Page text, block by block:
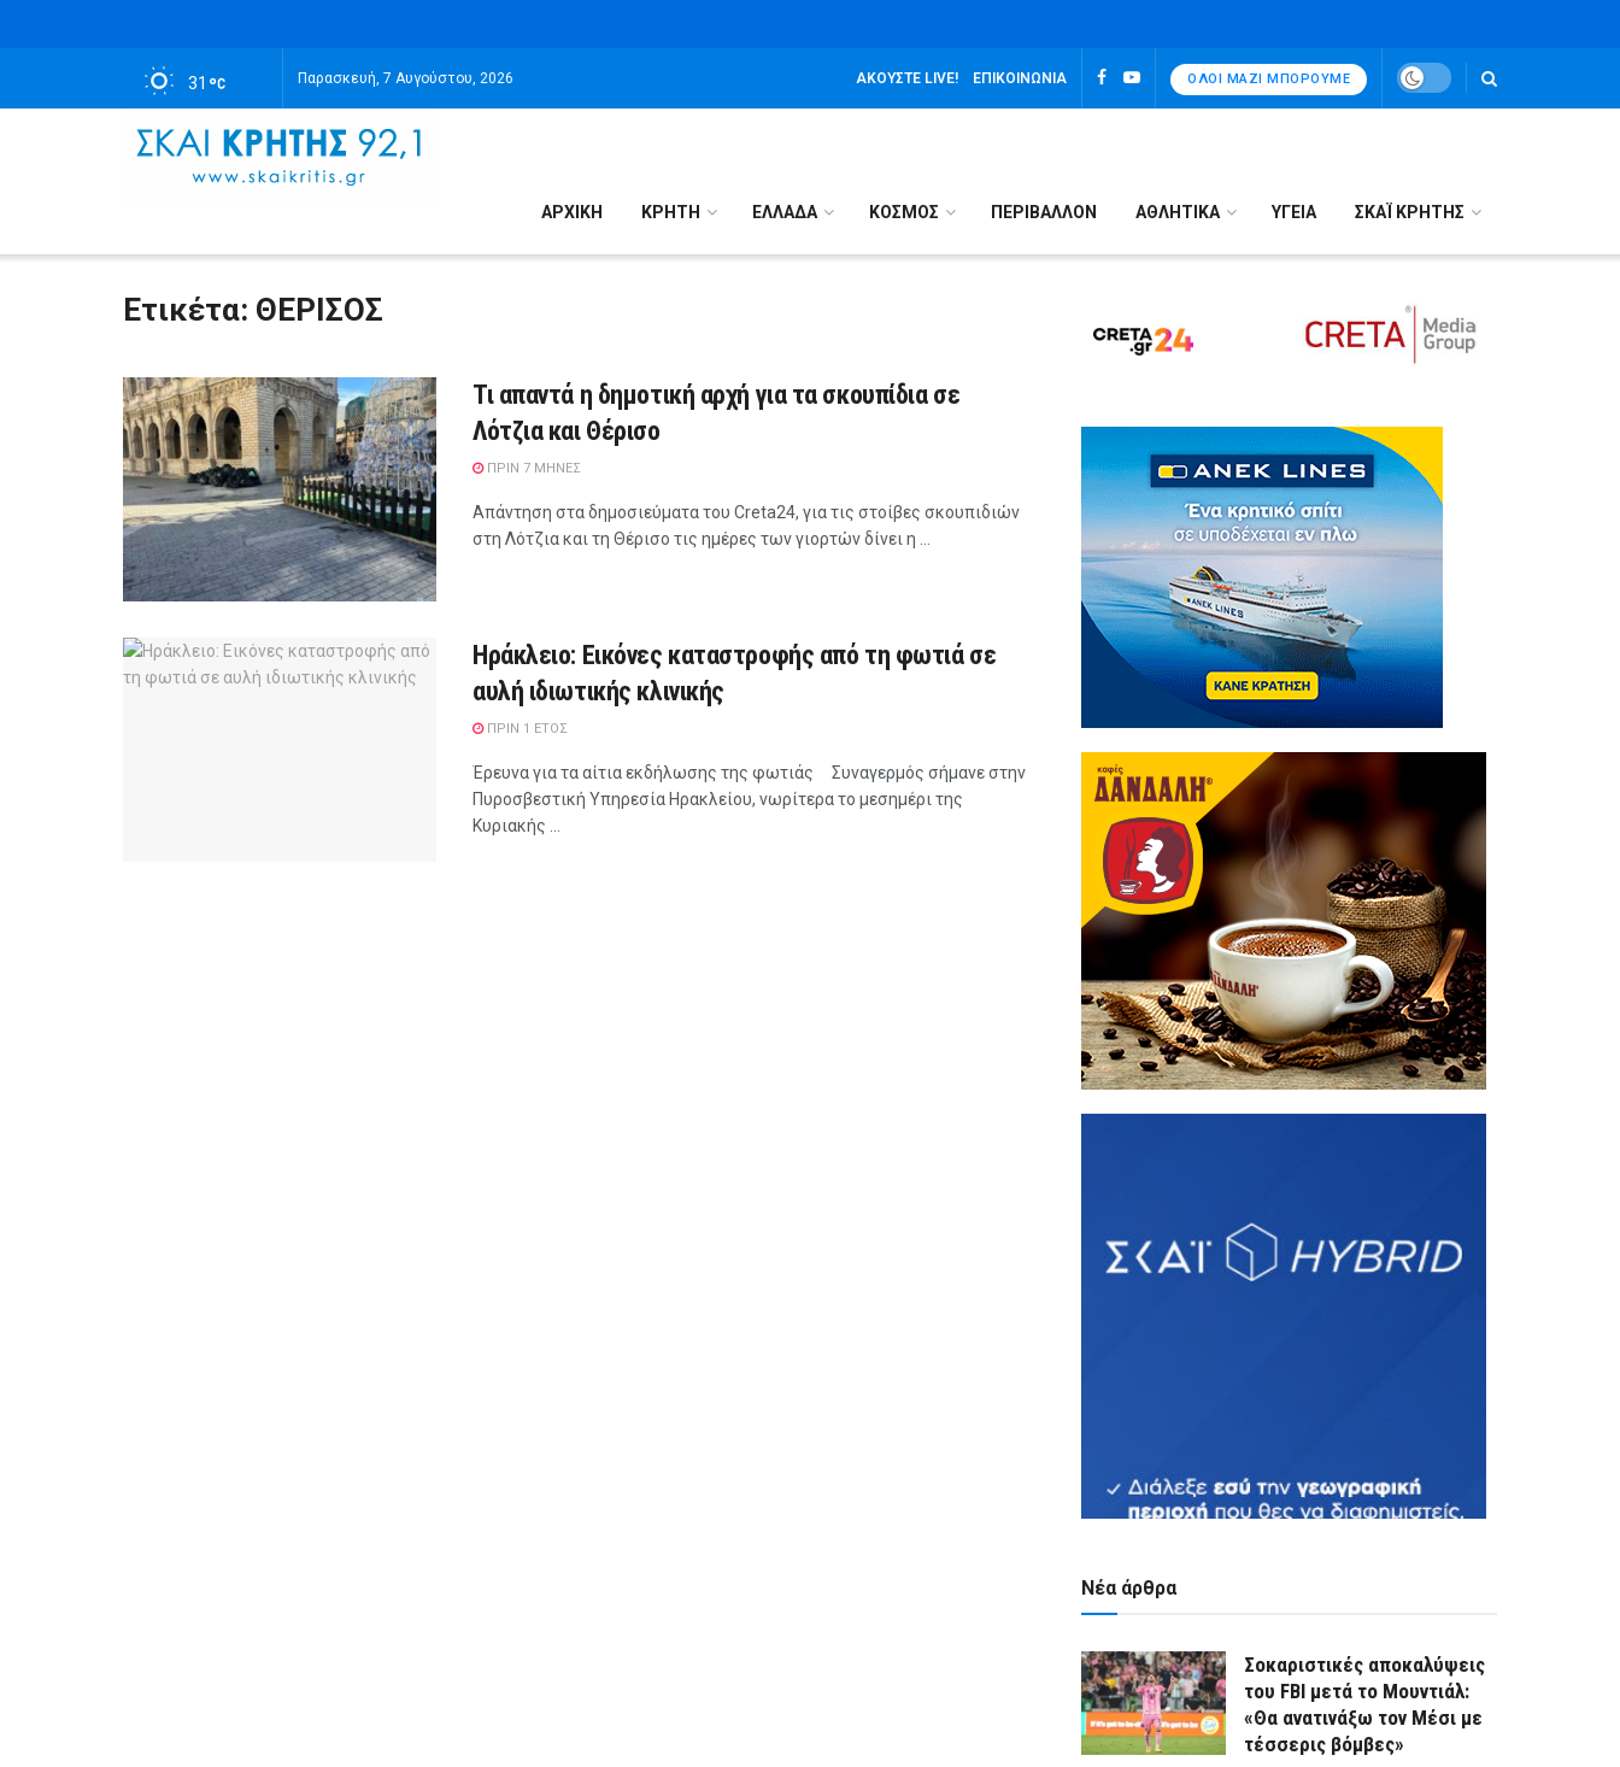
31 Παρασκευή, 7 Αυγούστου, 2026 ΑΚΟΎΣΤΕ LIVE! ΕΠΙΚΟΙΝΩΝΊΑ ΌΛΟΙ ΜΑΖΊ ΜΠΟΡΟΎΜΕ
ΑΡΧΙΚΉ ΚΡΗΤΗ ΕΛΛΑΔΑ ΚΟΣΜΟΣ ΠΕΡΙΒΑΛΛΟΝ ΑΘΛΗΤΙΚΑ ΥΓΕΙΑ ΣΚΑΪ ΚΡΗΤΗΣ
Ετικέτα: ΘΕΡΙΣΟΣ
Τι απαντά η δημοτική αρχή για τα σκουπίδια σε
Λότζια και Θέρισο
ΠΡΙΝ 7 ΜΉΝΕΣ
Απάντηση στα δημοσιεύματα του Creta24, για τις στοίβες σκουπιδιών
στη Λότζια και τη Θέρισο τις ημέρες των γιορτών δίνει η ...
Ηράκλειο: Εικόνες καταστροφής από τη φωτιά σε
αυλή ιδιωτικής κλινικής
ΠΡΙΝ 1 ΈΤΟΣ
Έρευνα για τα αίτια εκδήλωσης της φωτιάς Συναγερμός σήμανε στην
Πυροσβεστική Υπηρεσία Ηρακλείου, νωρίτερα το μεσημέρι της
Κυριακής ...
Νέα άρθρα
Σοκαριστικές αποκαλύψεις
του FBI μετά το Μουντιάλ:
«Θα ανατινάξω τον Μέσι με
τέσσερις βόμβες»